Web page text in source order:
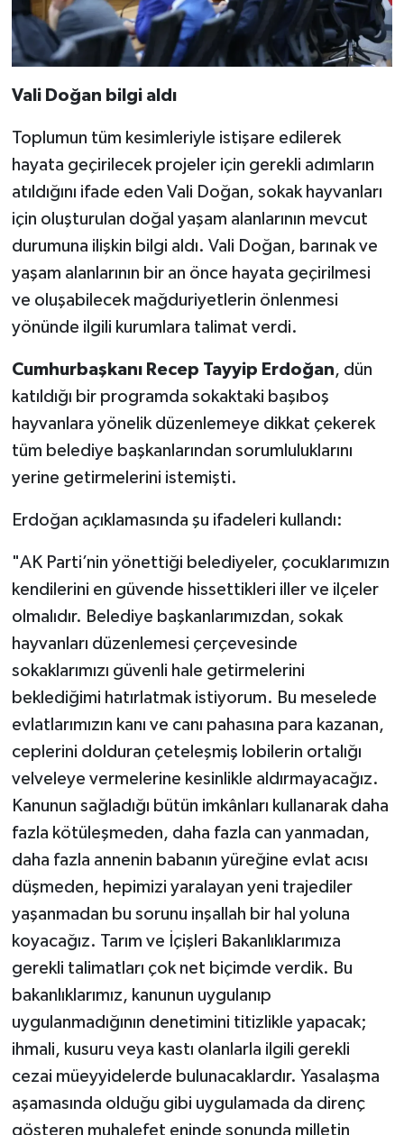
Vali Doğan bilgi aldı
Toplumun tüm kesimleriyle istişare edilerek
hayata geçirilecek projeler için gerekli adımların
atıldığını ifade eden Vali Doğan, sokak hayvanları
için oluşturulan doğal yaşam alanlarının mevcut
durumuna ilişkin bilgi aldı. Vali Doğan, barınak ve
yaşam alanlarının bir an önce hayata geçirilmesi
ve oluşabilecek mağduriyetlerin önlenmesi
yönünde ilgili kurumlara talimat verdi.
Cumhurbaşkanı Recep Tayyip Erdoğan, dün
katıldığı bir programda sokaktaki başıboş
hayvanlara yönelik düzenlemeye dikkat çekerek
tüm belediye başkanlarından sorumluluklarını
yerine getirmelerini istemişti.
Erdoğan açıklamasında şu ifadeleri kullandı:
"AK Parti’nin yönettiği belediyeler, çocuklarımızın
kendilerini en güvende hissettikleri iller ve ilçeler
olmalıdır. Belediye başkanlarımızdan, sokak
hayvanları düzenlemesi çerçevesinde
sokaklarımızı güvenli hale getirmelerini
beklediğimi hatırlatmak istiyorum. Bu meselede
evlatlarımızın kanı ve canı pahasına para kazanan,
ceplerini dolduran çeteleşmiş lobilerin ortalığı
velveleye vermelerine kesinlikle aldırmayacağız.
Kanunun sağladığı bütün imkânları kullanarak daha
fazla kötüleşmeden, daha fazla can yanmadan,
daha fazla annenin babanın yüreğine evlat acısı
düşmeden, hepimizi yaralayan yeni trajediler
yaşanmadan bu sorunu inşallah bir hal yoluna
koyacağız. Tarım ve İçişleri Bakanlıklarımıza
gerekli talimatları çok net biçimde verdik. Bu
bakanlıklarımız, kanunun uygulanıp
uygulanmadığının denetimini titizlikle yapacak;
ihmali, kusuru veya kastı olanlarla ilgili gerekli
cezai müeyyidelerde bulunacaklardır. Yasalaşma
aşamasında olduğu gibi uygulamada da direnç
gösteren muhalefet eninde sonunda milletin